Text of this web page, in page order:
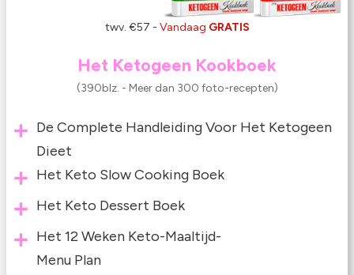
twv. €57 - Vandaag GRATIS
Het Ketogeen Kookboek
(390blz. - Meer dan 300 foto-recepten)
De Complete Handleiding Voor Het Ketogeen
Dieet
Het Keto Slow Cooking Boek
Het Keto Dessert Boek
Het 12 Weken Keto-Maaltijd-
Menu Plan